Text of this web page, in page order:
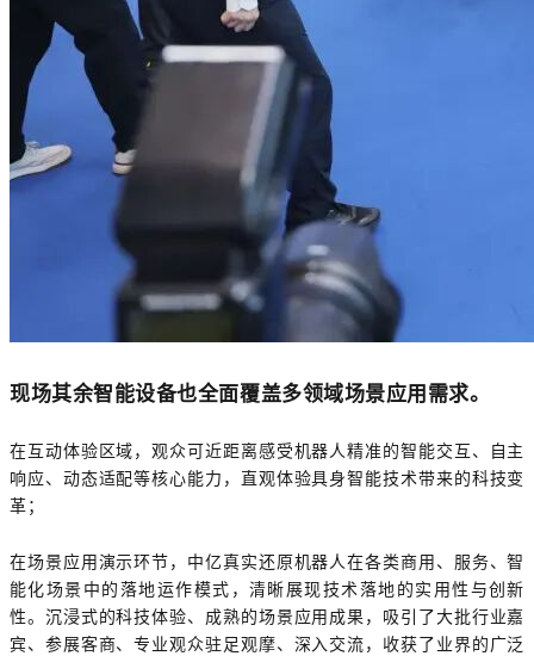
现场其余智能设备也全面覆盖多领域场景应用需求。
在互动体验区域，观众可近距离感受机器人精准的智能交互、自主
响应、动态适配等核心能力，直观体验具身智能技术带来的科技变
革；
在场景应用演示环节，中亿真实还原机器人在各类商用、服务、智
能化场景中的落地运作模式，清晰展现技术落地的实用性与创新
性。沉浸式的科技体验、成熟的场景应用成果，吸引了大批行业嘉
宾、参展客商、专业观众驻足观摩、深入交流，收获了业界的广泛